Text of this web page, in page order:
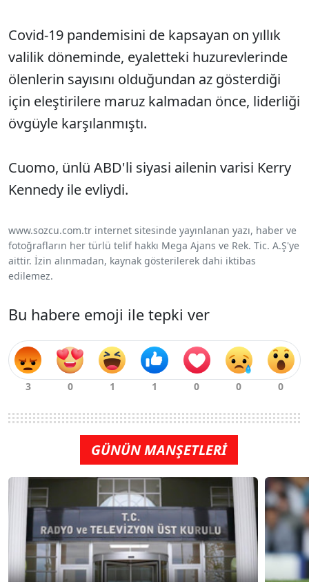
Covid-19 pandemisini de kapsayan on yıllık
valilik döneminde, eyaletteki huzurevlerinde
ölenlerin sayısını olduğundan az gösterdiği
için eleştirilere maruz kalmadan önce, liderliği
övgüyle karşılanmıştı.
Cuomo, ünlü ABD'li siyasi ailenin varisi Kerry
Kennedy ile evliydi.
www.sozcu.com.tr internet sitesinde yayınlanan yazı, haber ve
fotoğrafların her türlü telif hakkı Mega Ajans ve Rek. Tic. A.Ş'ye
aittir. İzin alınmadan, kaynak gösterilerek dahi iktibas
edilemez.
Bu habere emoji ile tepki ver
GÜNÜN MANŞETLERİ